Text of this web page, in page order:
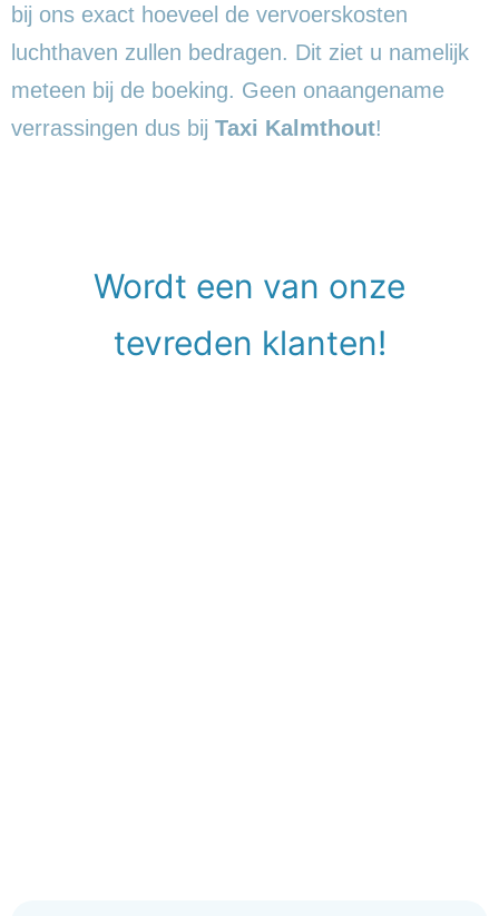
bij ons exact hoeveel de vervoerskosten
luchthaven zullen bedragen. Dit ziet u namelijk
meteen bij de boeking. Geen onaangename
verrassingen dus bij Taxi Kalmthout!
Wordt een van onze
tevreden klanten!